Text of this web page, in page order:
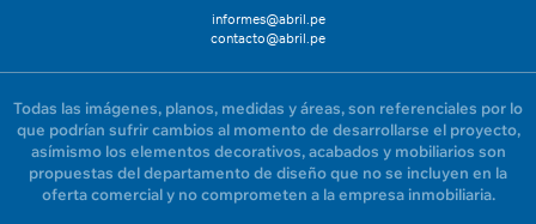
informes@abril.pe
contacto@abril.pe
Todas las imágenes, planos, medidas y áreas, son referenciales por lo
que podrían sufrir cambios al momento de desarrollarse el proyecto,
asímismo los elementos decorativos, acabados y mobiliarios son
propuestas del departamento de diseño que no se incluyen en la
oferta comercial y no comprometen a la empresa inmobiliaria.